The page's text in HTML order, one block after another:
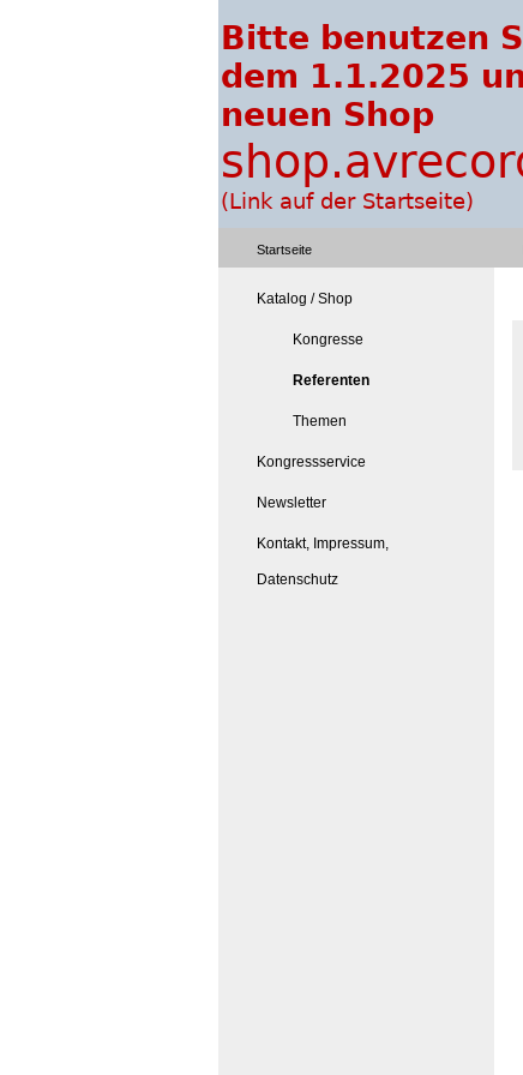
Startseite
Katalog / Shop
Kongresse
Referenten
Themen
Kongressservice
Newsletter
Kontakt, Impressum,
Datenschutz